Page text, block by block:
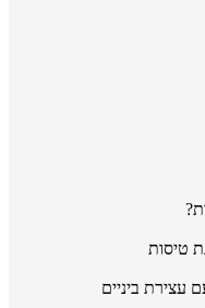
טיסות
עצירת ביניים